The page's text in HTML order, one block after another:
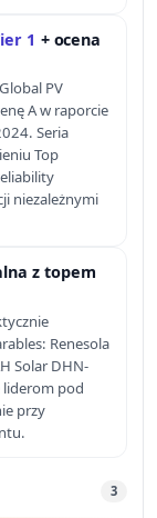
1 + ocena
Global PV
A w raporcie
Seria
Top
niezależnymi
z topem
Renesola
Solar DHN-
liderom pod
przy
3